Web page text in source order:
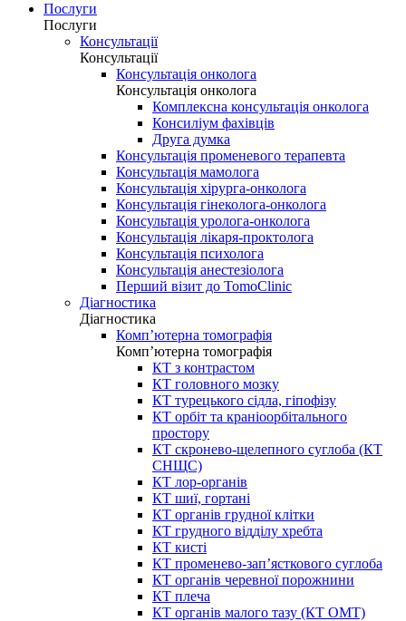
Послуги
Послуги
Консультації
Консультації
Консультація онколога
Консультація онколога
Комплексна консультація онколога
Консиліум фахівців
Друга думка
Консультація променевого терапевта
Консультація мамолога
Консультація хірурга-онколога
Консультація гінеколога-онколога
Консультація уролога-онколога
Консультація лікаря-проктолога
Консультація психолога
Консультація анестезіолога
Перший візит до TomoClinic
Діагностика
Діагностика
Комп’ютерна томографія
Комп’ютерна томографія
КТ з контрастом
КТ головного мозку
КТ турецького сідла, гіпофізу
КТ орбіт та краніоорбітального
простору
КТ скронево-щелепного суглоба (КТ
СНЩС)
КТ лор-органів
КТ шиї, гортані
КТ органів грудної клітки
КТ грудного відділу хребта
КТ кисті
КТ променево-зап’ясткового суглоба
КТ органів черевної порожнини
КТ плеча
КТ органів малого тазу (КТ ОМТ)